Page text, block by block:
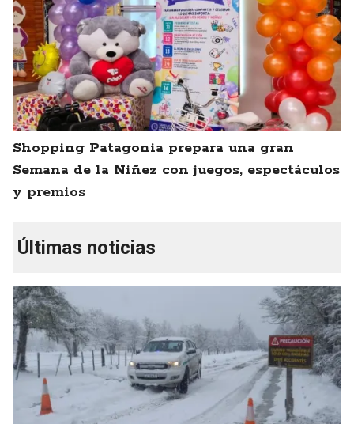
Shopping Patagonia prepara una gran
Semana de la Niñez con juegos, espectáculos
y premios
Últimas noticias